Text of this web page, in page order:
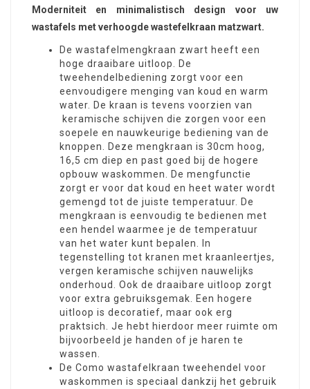
Moderniteit en minimalistisch design voor uw
wastafels met verhoogde wastefelkraan matzwart.
De wastafelmengkraan zwart heeft een
hoge draaibare uitloop. De
tweehendelbediening zorgt voor een
eenvoudigere menging van koud en warm
water. De kraan is tevens voorzien van
keramische schijven die zorgen voor een
soepele en nauwkeurige bediening van de
knoppen. Deze mengkraan is 30cm hoog,
16,5 cm diep en past goed bij de hogere
opbouw waskommen. De mengfunctie
zorgt er voor dat koud en heet water wordt
gemengd tot de juiste temperatuur. De
mengkraan is eenvoudig te bedienen met
een hendel waarmee je de temperatuur
van het water kunt bepalen. In
tegenstelling tot kranen met kraanleertjes,
vergen keramische schijven nauwelijks
onderhoud. Ook de draaibare uitloop zorgt
voor extra gebruiksgemak. Een hogere
uitloop is decoratief, maar ook erg
praktsich. Je hebt hierdoor meer ruimte om
bijvoorbeeld je handen of je haren te
wassen.
De Como wastafelkraan tweehendel voor
waskommen is speciaal dankzij het gebruik